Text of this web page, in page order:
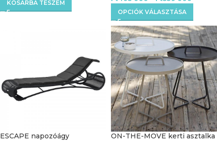
KOSÁRBA TESZEM
OPCIÓK VÁLASZTÁSA
ESCAPE napozóágy ON-THE-MOVE kerti asztalka